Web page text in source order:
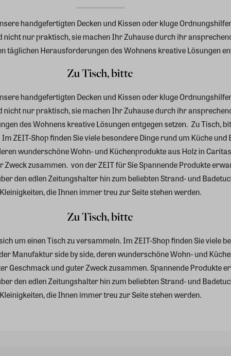
handgefertigten Decken und Kissen oder kluge
nur praktisch, sie machen Ihr Zuhause durch ihr
täglichen Herausforderungen des Wohnens kreative Lösungen
Zu Tisch, bitte
handgefertigten Decken und Kissen oder kluge
nur praktisch, sie machen Ihr Zuhause durch ihr
des Wohnens kreative Lösungen entgegen setzen. Zu Tisch,
ZEIT-Shop finden Sie viele besondere Dinge rund um Küche
wunderschöne Wohn- und Küchenprodukte aus Holz in
Zweck zusammen. von der ZEIT für Sie Spannende Produkte
den edlen Zeitungshalter hin zum beliebten Strand- und
Kleinigkeiten, die Ihnen immer treu zur Seite stehen werden.
Zu Tisch, bitte
um einen Tisch zu versammeln. Im ZEIT-Shop finden Sie viele
Manufaktur side by side, deren wunderschöne Wohn- und
Geschmack und guter Zweck zusammen.Spannende Produkte
den edlen Zeitungshalter hin zum beliebten Strand- und
Kleinigkeiten, die Ihnen immer treu zur Seite stehen werden.